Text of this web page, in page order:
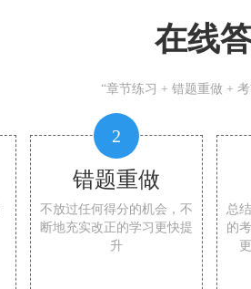
在线
“章节练习 + 错题重做 +
2
错题重做
不放过任何得分的机会，不
断地充实改正的学习更快提
升
总
的